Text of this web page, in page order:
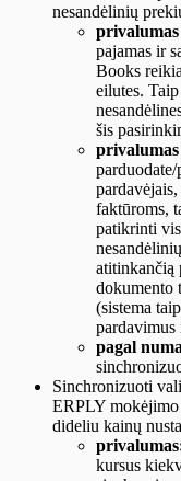
nesandėlinių
privalumas
pajamas ir
Books
eilutes.
šis
faktūroms,
patikrinti
atitinkančią
dokumento
(sistema
pagal
Sinchronizuoti
ERPLY mokėjimo
dideliu kainų
kursus